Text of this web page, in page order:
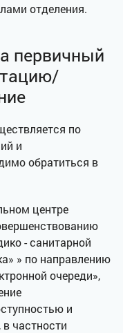
отделения.
первичный
по
и
обратиться в
центре
- санитарной
» по направлению
очереди»,
и
частности